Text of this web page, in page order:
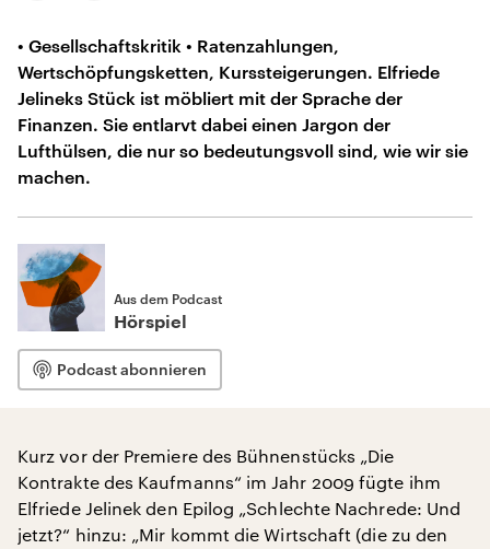
• Gesellschaftskritik • Ratenzahlungen,
Wertschöpfungsketten, Kurssteigerungen. Elfriede
Jelineks Stück ist möbliert mit der Sprache der
Finanzen. Sie entlarvt dabei einen Jargon der
Lufthülsen, die nur so bedeutungsvoll sind, wie wir sie
machen.
Aus dem Podcast
Hörspiel
Podcast abonnieren
Kurz vor der Premiere des Bühnenstücks „Die
Kontrakte des Kaufmanns“ im Jahr 2009 fügte ihm
Elfriede Jelinek den Epilog „Schlechte Nachrede: Und
jetzt?“ hinzu: „Mir kommt die Wirtschaft (die zu den